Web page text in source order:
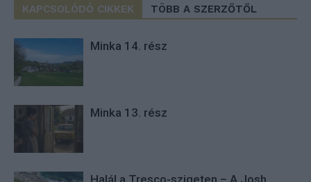
KAPCSOLÓDÓ CIKKEK TÖBB A SZERZŐTŐL
Minka 14. rész
Minka 13. rész
Halál a Tresco-szigeten – A Josh